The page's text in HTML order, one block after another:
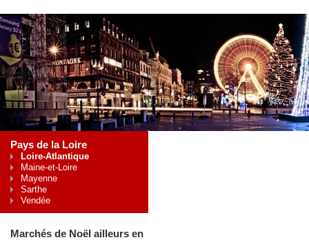
Pays de la Loire
Loire-Atlantique
Maine-et-Loire
Mayenne
Sarthe
Vendée
Marchés de Noël ailleurs en